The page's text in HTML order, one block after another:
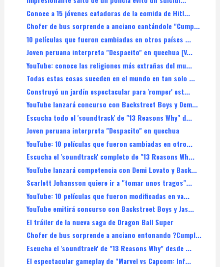
Conoce a 15 jóvenes catadoras de la comida de Hitl...
Chofer de bus sorprende a anciano cantándole "Cump...
10 películas que fueron cambiadas en otros países ...
Joven peruana interpreta "Despacito" en quechua [V...
YouTube: conoce las religiones más extrañas del mu...
Todas estas cosas suceden en el mundo en tan solo ...
Construyó un jardín espectacular para 'romper' est...
YouTube lanzará concurso con Backstreet Boys y Dem...
Escucha todo el 'soundtrack' de "13 Reasons Why" d...
Joven peruana interpreta "Despacito" en quechua
YouTube: 10 películas que fueron cambiadas en otro...
Escucha el 'soundtrack' completo de "13 Reasons Wh...
YouTube lanzará competencia con Demi Lovato y Back...
Scarlett Johansson quiere ir a "tomar unos tragos"...
YouTube: 10 películas que fueron modificadas en va...
YouTube emitirá concurso con Backstreet Boys y Jas...
El tráiler de la nueva saga de Dragon Ball Super
Chofer de bus sorprende a anciano entonando ?Cumpl...
Escucha el 'soundtrack' de "13 Reasons Why" desde ...
El espectacular gameplay de "Marvel vs Capcom: Inf...